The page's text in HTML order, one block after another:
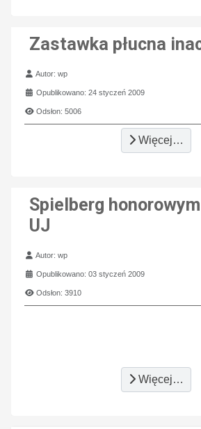
Zastawka płucna
Szczegóły
Autor:wp
Opublikowano: 24 styczeń 2009
Odsłon: 5006
Więcej…
Spielberg
UJ
Szczegóły
Autor:wp
Opublikowano: 03 styczeń 2009
Odsłon: 3910
Więcej…